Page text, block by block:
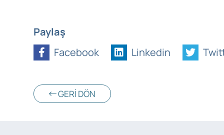
Paylaş
Facebook
Linkedin
GERI DÖN